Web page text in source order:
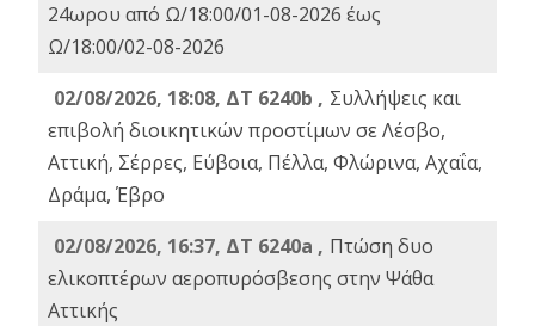
24ωρου από Ω/18:00/01-08-2026 έως
Ω/18:00/02-08-2026
02/08/2026, 18:08, ΔΤ 6240b , Συλλήψεις και
επιβολή διοικητικών προστίμων σε Λέσβο,
Αττική, Σέρρες, Εύβοια, Πέλλα, Φλώρινα, Αχαΐα,
Δράμα, Έβρο
02/08/2026, 16:37, ΔΤ 6240a , Πτώση δυο
ελικοπτέρων αεροπυρόσβεσης στην Ψάθα
Αττικής